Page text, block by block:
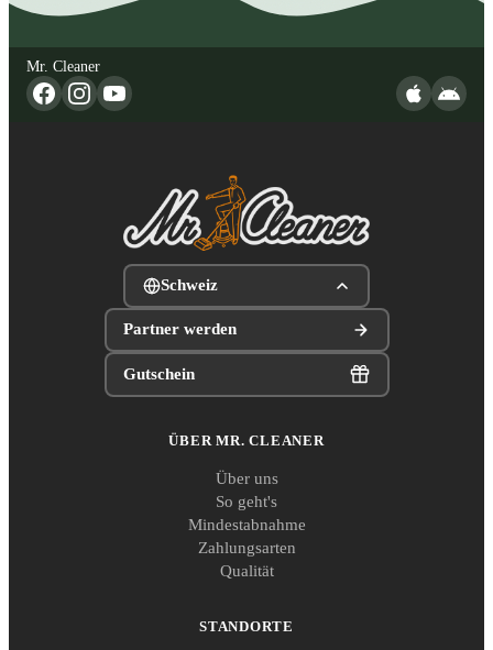
Mr. Cleaner
Schweiz
Partner werden
Gutschein
ÜBER MR. CLEANER
Über uns
So geht's
Mindestabnahme
Zahlungsarten
Qualität
STANDORTE